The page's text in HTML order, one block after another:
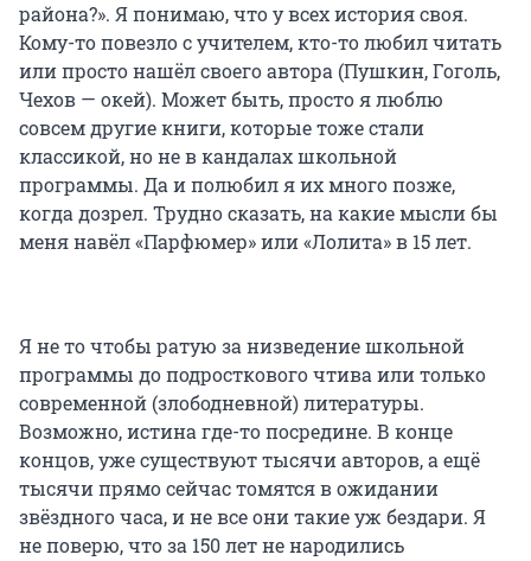
района?». Я понимаю, что у всех история своя.
Кому-то повезло с учителем, кто-то любил читать
или просто нашёл своего автора (Пушкин, Гоголь,
Чехов — окей). Может быть, просто я люблю
совсем другие книги, которые тоже стали
классикой, но не в кандалах школьной
программы. Да и полюбил я их много позже,
когда дозрел. Трудно сказать, на какие мысли бы
меня навёл «Парфюмер» или «Лолита» в 15 лет.
Я не то чтобы ратую за низведение школьной
программы до подросткового чтива или только
современной (злободневной) литературы.
Возможно, истина где-то посредине. В конце
концов, уже существуют тысячи авторов, а ещё
тысячи прямо сейчас томятся в ожидании
звёздного часа, и не все они такие уж бездари. Я
не поверю, что за 150 лет не народились